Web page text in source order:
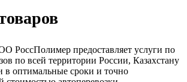
РоссПолимер предоставляет услуги по
по всей территории России, Казахстану
в оптимальные сроки и точно